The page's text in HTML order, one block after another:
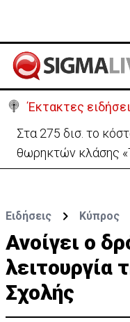
Έκτακτες
Σήμερα η τελετή
του Υπουργικού
Ειδήσεις Κύπρος
Ανοίγει ο
λειτουργία
Σχολής